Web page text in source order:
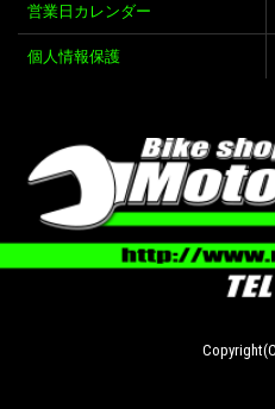
営業日カレンダー
個人情報保護